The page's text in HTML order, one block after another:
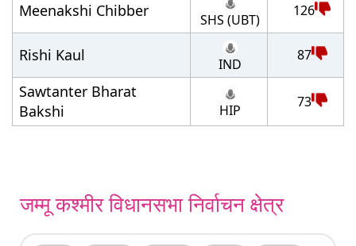
Meenakshi Chibber SHS (UBT)
126
Rishi Kaul IND
87
Sawtanter Bharat
Bakshi
HIP 73
जम्मू कश्मीर विधानसभा निर्वाचन क्षेत्र